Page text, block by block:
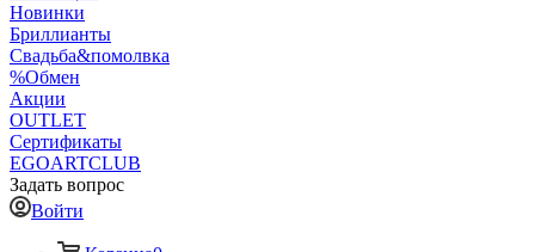
Новинки
Бриллианты
Свадьба&помолвка
%Обмен
Акции
OUTLET
Сертификаты
EGOARTCLUB
Задать вопрос
Войти